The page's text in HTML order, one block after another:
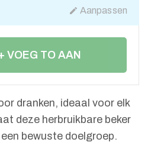
Aanpassen
VOEG TO AAN
dranken, ideaal voor elk
deze herbruikbare beker
bewuste doelgroep.